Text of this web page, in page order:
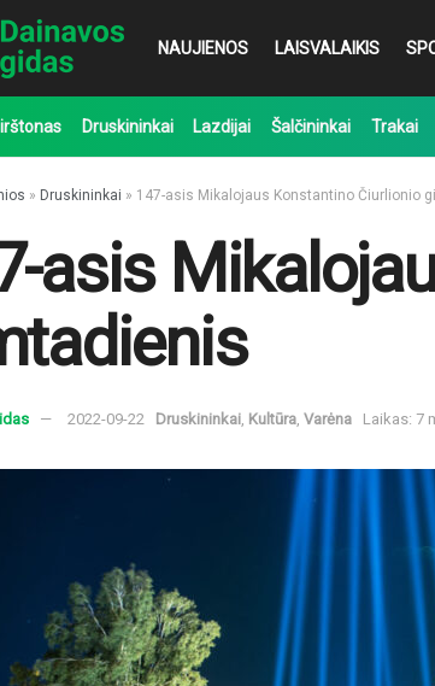
NAUJIENOS LAISVALAIKIS
Druskininkai Lazdijai Šalčininkai Trakai
» Druskininkai » 147-asis Mikalojaus Konstantino Čiurlionio
asis
2022-09-22 Druskininkai, Kultūra, Varėna Laikas: 7